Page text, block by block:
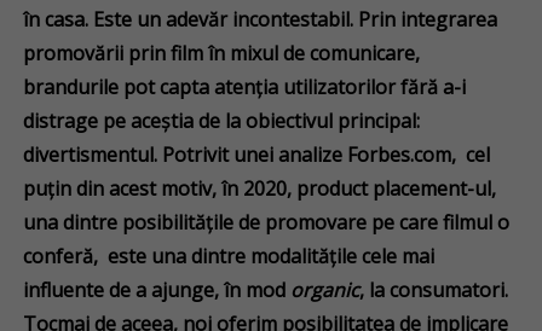
în casa. Este un adevăr incontestabil. Prin integrarea
promovării prin film în mixul de comunicare,
brandurile pot capta atenția utilizatorilor fără a-i
distrage pe aceștia de la obiectivul principal:
divertismentul. Potrivit unei analize Forbes.com, cel
puțin din acest motiv, în 2020, product placement-ul,
una dintre posibilitățile de promovare pe care filmul o
conferă, este una dintre modalitățile cele mai
influente de a ajunge, în mod organic, la consumatori.
Tocmai de aceea, noi oferim posibilitatea de implicare